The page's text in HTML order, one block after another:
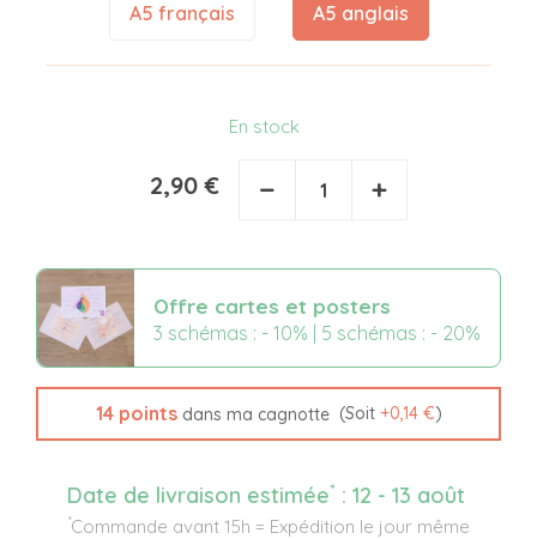
A5 français A5 anglais
En stock
2,90 € − +
Offre cartes et posters
3 schémas : - 10% | 5 schémas : - 20%
14pointsdans ma cagnotte (Soit +0,14 €)
Date de livraison estimée* : 12 - 13 août
*Commande avant 15h = Expédition le jour même